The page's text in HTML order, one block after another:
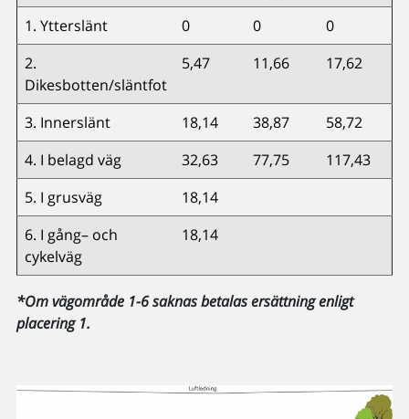
1. Ytterslänt 0 0
0
2.
Dikesbotten/släntfot
5,47 11,66 17,62
3. Innerslänt 18,14 38,87
58,72
4. I belagd väg
32,63 77,75
117,43
5. I grusväg
18,14
6. I gång– och
cykelväg
18,14
*Om vägområde 1-6 saknas betalas ersättning enligt
placering 1.